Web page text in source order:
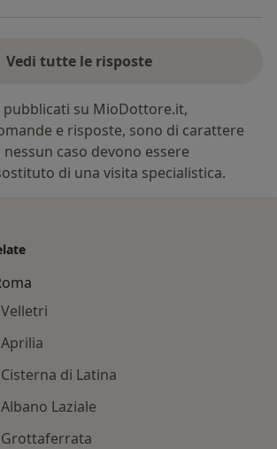
Vedi tutte le risposte
su MioDottore.it,
e risposte, sono di carattere
caso devono essere
di una visita specialistica.
di Latina
Laziale